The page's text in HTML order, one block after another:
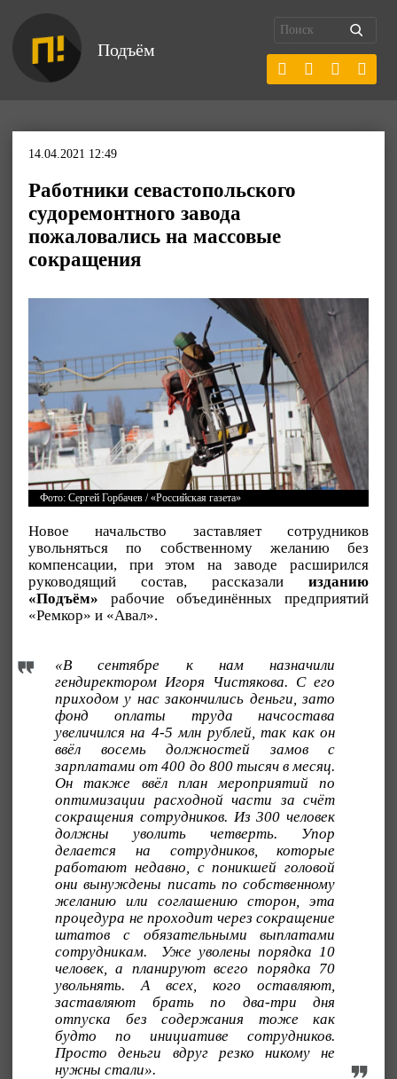
Подъём
14.04.2021 12:49
Работники севастопольского
судоремонтного завода
пожаловались на массовые
сокращения
Фото: Сергей Горбачев / «Российская газета»
Новое начальство заставляет сотрудников
увольняться по собственному желанию без
компенсации, при этом на заводе расширился
руководящий состав, рассказали изданию
«Подъём» рабочие объединённых предприятий
«Ремкор» и «Авал».
«В сентябре к нам назначили
гендиректором Игоря Чистякова. С его
приходом у нас закончились деньги, зато
фонд оплаты труда начсостава
увеличился на 4-5 млн рублей, так как он
ввёл восемь должностей замов с
зарплатами от 400 до 800 тысяч в месяц.
Он также ввёл план мероприятий по
оптимизации расходной части за счёт
сокращения сотрудников. Из 300 человек
должны уволить четверть. Упор
делается на сотрудников, которые
работают недавно, с поникшей головой
они вынуждены писать по собственному
желанию или соглашению сторон, эта
процедура не проходит через сокращение
штатов с обязательными выплатами
сотрудникам. Уже уволены порядка 10
человек, а планируют всего порядка 70
увольнять. А всех, кого оставляют,
заставляют брать по два-три дня
отпуска без содержания тоже как
будто по инициативе сотрудников.
Просто деньги вдруг резко никому не
нужны стали».